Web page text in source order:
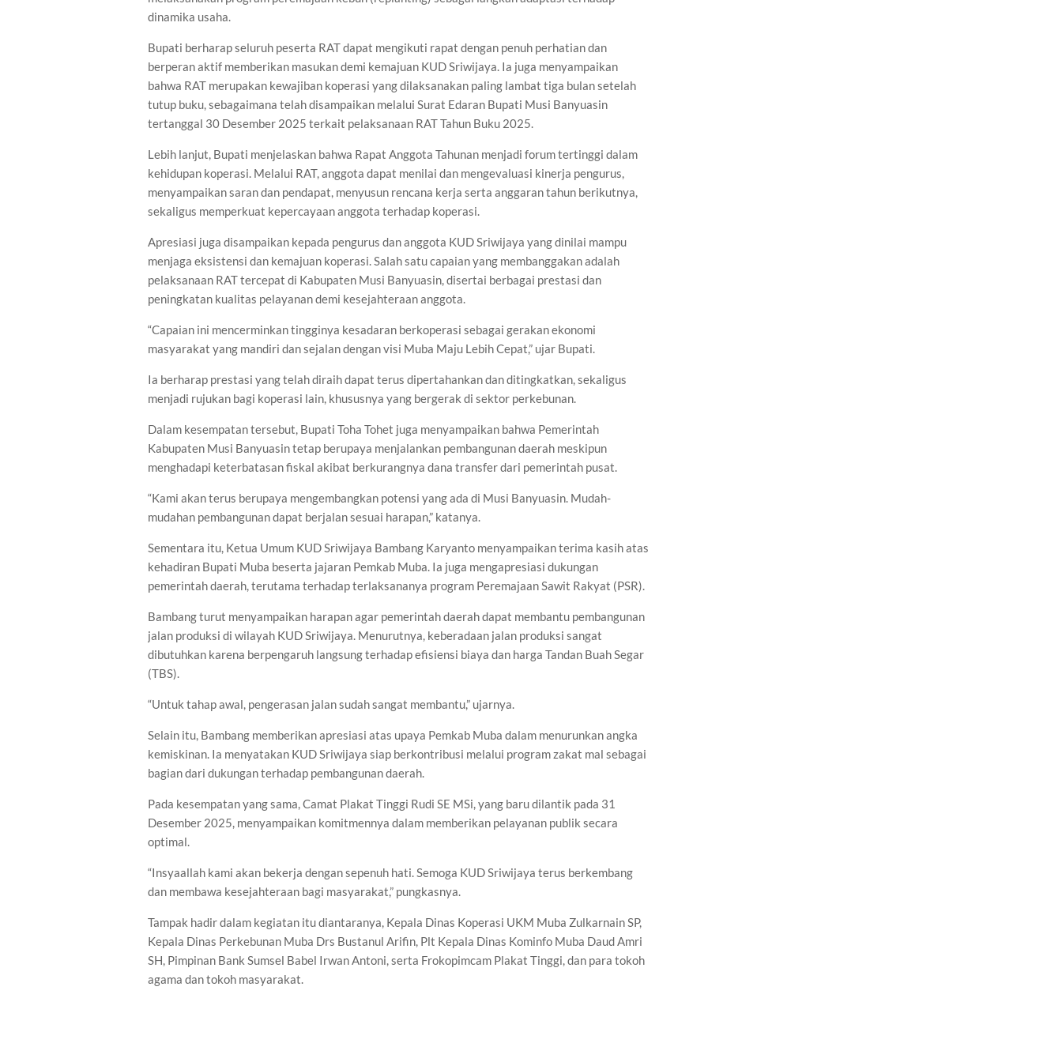
dinamika usaha.
Bupati berharap seluruh peserta RAT dapat mengikuti rapat dengan penuh perhatian dan
berperan aktif memberikan masukan demi kemajuan KUD Sriwijaya. Ia juga menyampaikan
bahwa RAT merupakan kewajiban koperasi yang dilaksanakan paling lambat tiga bulan setelah
tutup buku, sebagaimana telah disampaikan melalui Surat Edaran Bupati Musi Banyuasin
tertanggal 30 Desember 2025 terkait pelaksanaan RAT Tahun Buku 2025.
Lebih lanjut, Bupati menjelaskan bahwa Rapat Anggota Tahunan menjadi forum tertinggi dalam
kehidupan koperasi. Melalui RAT, anggota dapat menilai dan mengevaluasi kinerja pengurus,
menyampaikan saran dan pendapat, menyusun rencana kerja serta anggaran tahun berikutnya,
sekaligus memperkuat kepercayaan anggota terhadap koperasi.
Apresiasi juga disampaikan kepada pengurus dan anggota KUD Sriwijaya yang dinilai mampu
menjaga eksistensi dan kemajuan koperasi. Salah satu capaian yang membanggakan adalah
pelaksanaan RAT tercepat di Kabupaten Musi Banyuasin, disertai berbagai prestasi dan
peningkatan kualitas pelayanan demi kesejahteraan anggota.
“Capaian ini mencerminkan tingginya kesadaran berkoperasi sebagai gerakan ekonomi
masyarakat yang mandiri dan sejalan dengan visi Muba Maju Lebih Cepat,” ujar Bupati.
Ia berharap prestasi yang telah diraih dapat terus dipertahankan dan ditingkatkan, sekaligus
menjadi rujukan bagi koperasi lain, khususnya yang bergerak di sektor perkebunan.
Dalam kesempatan tersebut, Bupati Toha Tohet juga menyampaikan bahwa Pemerintah
Kabupaten Musi Banyuasin tetap berupaya menjalankan pembangunan daerah meskipun
menghadapi keterbatasan fiskal akibat berkurangnya dana transfer dari pemerintah pusat.
“Kami akan terus berupaya mengembangkan potensi yang ada di Musi Banyuasin. Mudah-
mudahan pembangunan dapat berjalan sesuai harapan,” katanya.
Sementara itu, Ketua Umum KUD Sriwijaya Bambang Karyanto menyampaikan terima kasih atas
kehadiran Bupati Muba beserta jajaran Pemkab Muba. Ia juga mengapresiasi dukungan
pemerintah daerah, terutama terhadap terlaksananya program Peremajaan Sawit Rakyat (PSR).
Bambang turut menyampaikan harapan agar pemerintah daerah dapat membantu pembangunan
jalan produksi di wilayah KUD Sriwijaya. Menurutnya, keberadaan jalan produksi sangat
dibutuhkan karena berpengaruh langsung terhadap efisiensi biaya dan harga Tandan Buah Segar
(TBS).
“Untuk tahap awal, pengerasan jalan sudah sangat membantu,” ujarnya.
Selain itu, Bambang memberikan apresiasi atas upaya Pemkab Muba dalam menurunkan angka
kemiskinan. Ia menyatakan KUD Sriwijaya siap berkontribusi melalui program zakat mal sebagai
bagian dari dukungan terhadap pembangunan daerah.
Pada kesempatan yang sama, Camat Plakat Tinggi Rudi SE MSi, yang baru dilantik pada 31
Desember 2025, menyampaikan komitmennya dalam memberikan pelayanan publik secara
optimal.
“Insyaallah kami akan bekerja dengan sepenuh hati. Semoga KUD Sriwijaya terus berkembang
dan membawa kesejahteraan bagi masyarakat,” pungkasnya.
Tampak hadir dalam kegiatan itu diantaranya, Kepala Dinas Koperasi UKM Muba Zulkarnain SP,
Kepala Dinas Perkebunan Muba Drs Bustanul Arifin, Plt Kepala Dinas Kominfo Muba Daud Amri
SH, Pimpinan Bank Sumsel Babel Irwan Antoni, serta Frokopimcam Plakat Tinggi, dan para tokoh
agama dan tokoh masyarakat.